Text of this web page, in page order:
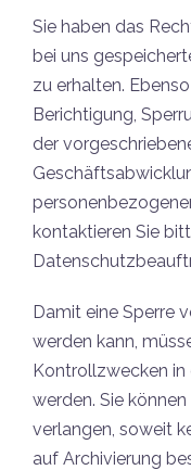
Sie haben das
bei uns
zu erhalten.
Berichtigung,
der
kontaktieren Sie
Damit eine Sperre
werden kann,
Kontrollzwecken in
werden. Sie
verlangen, soweit
auf Archivierung